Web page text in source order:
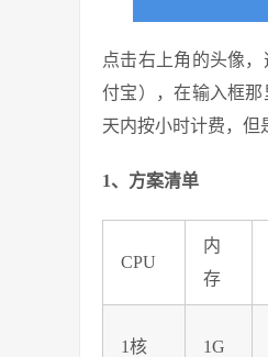
点击右上角的头像
付宝），在输入框那
天内按小时计费，但
1、方案清单
CPU
内
存
1核 1G